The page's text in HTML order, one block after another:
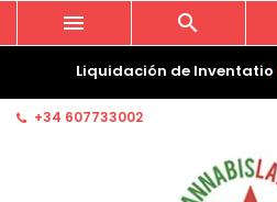
Liquidación de Inventatio
+34 607733002
 